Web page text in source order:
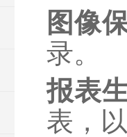
图像
录。
报表
表，